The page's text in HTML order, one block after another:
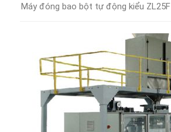
Máy đóng bao bột tự động kiểu ZL25F